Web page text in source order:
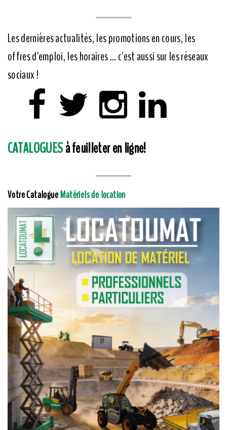
Les dernières actualités, les promotions en cours, les
offres d'emploi, les horaires ... c'est aussi sur les réseaux
sociaux !
CATALOGUESà feuilleter en ligne!
Votre CatalogueMatériels de location